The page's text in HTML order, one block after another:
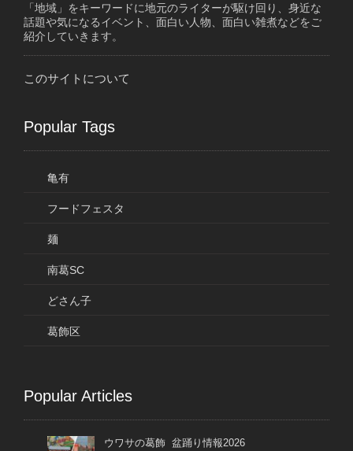
「地域」をキーワードに地元のライターが駆け回り、身近な
話題や気になるイベント、面白い人物、面白い雑煮などをご
紹介していきます。
このサイトについて
Popular Tags
亀有
フードフェスタ
麺
南葛SC
どさん子
葛飾区
Popular Articles
ウワサの葛飾 盆踊り情報2026